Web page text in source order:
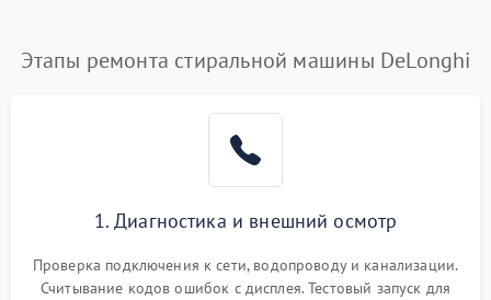
Этапы ремонта стиральной машины DeLonghi
1. Диагностика и внешний осмотр
Проверка подключения к сети, водопроводу и канализации.
Считывание кодов ошибок с дисплея. Тестовый запуск для